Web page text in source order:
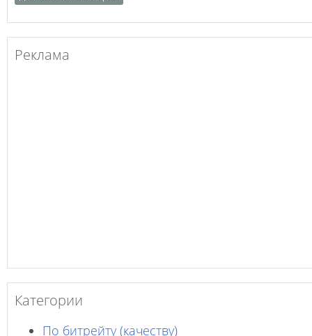
Реклама
Категории
По битрейту (качеству)